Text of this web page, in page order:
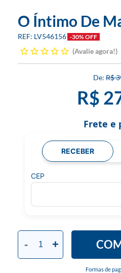
O Íntimo De
LV546156 -30% OFF
Avalie agora!
R$
R$
Formas de
- +
Frete e
RECEBER
CEP